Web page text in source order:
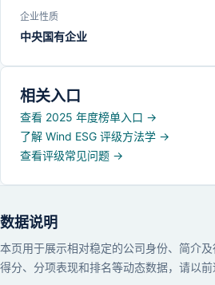
企业性质
中央国有企业
相关入口
查看 2025 年度榜单入口 →
了解 Wind ESG 评级方法学 →
查看评级常见问题 →
数据说明
本页用于展示相对稳定的公司身份、简介及
得分、分项表现和排名等动态数据，请以前